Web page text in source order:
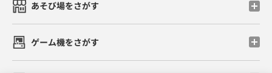
あそび場をさがす
ゲーム機をさがす